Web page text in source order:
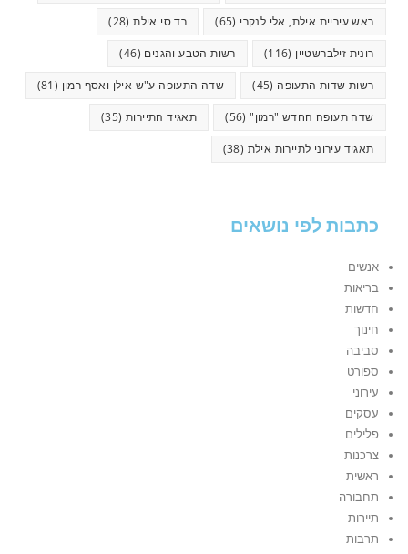
ראש עיריית אילת, אלי לנקרי (65) רד סי אילת(28)
רונית זילברשטיין (116) רשות הטבע והגנים (46)
רשות שדות התעופה (45) שדה התעופה ע"ש אילן ואסף רמון (81)
שדה תעופה החדש "רמון"(56) תאגיד התיירות (35)
תאגיד עירוני לתיירות אילת (38)
כתבות לפי נושאים
אנשים
בריאות
חדשות
חינוך
סביבה
ספורט
עירוני
עסקים
פלילים
צרכנות
ראשית
תחבורה
תיירות
תרבות